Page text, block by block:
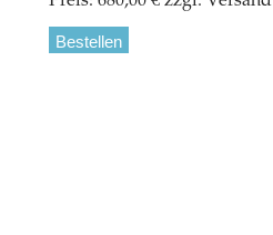
Bestellen